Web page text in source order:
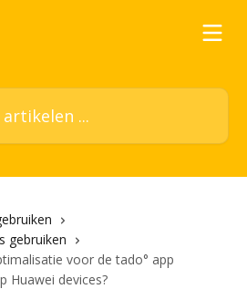
gebruiken
voor de tado° app
Huawei devices?